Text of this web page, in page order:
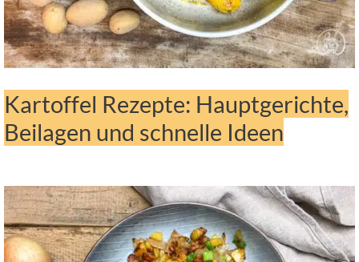
Kartoffel Rezepte: Hauptgerichte,
Beilagen und schnelle Ideen